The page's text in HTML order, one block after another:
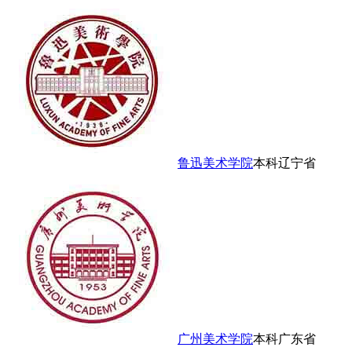
鲁迅美术学院本科辽宁省
广州美术学院本科广东省